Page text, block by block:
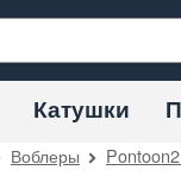
Катушки
Воблеры